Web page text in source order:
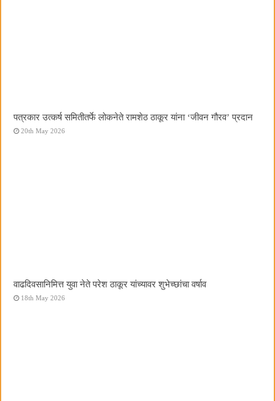
पत्रकार उत्कर्ष समितीतर्फे लोकनेते रामशेठ ठाकूर यांना ‌‘जीवन गौरव‌’ प्रदान
20th May 2026
वाढदिवसानिमित्त युवा नेते परेश ठाकूर यांच्यावर शुभेच्छांचा वर्षाव
18th May 2026